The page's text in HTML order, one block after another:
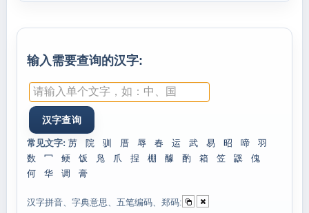
输入需要查询的汉字:
常见文字: 苈 院 驯 厝 辱 春 运 武 易 昭 啼
羽
数
冖 鲠 饭 凫 爪 捏 棚 醵 酌 箱 笠 鼷
傀
何
华 调 膏
汉字拼音、字典意思、五笔编码、郑码: